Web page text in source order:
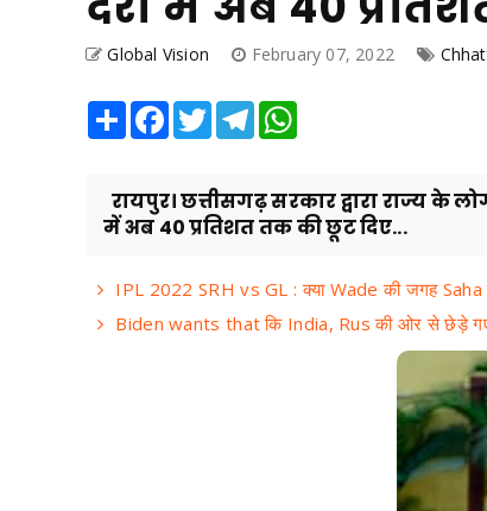
Global Vision February 07, 2022
Share Facebook
TwitterTelegram
रायपुर। छत्तीसगढ़ सरकार द्वारा राज्य के
में अब 40 प्रतिशत तक की छूट दिए...
IPL 2022 SRH vs GL : क्या Wade की जगह Saha
Biden wants that कि India, Rus की ओर से छेड़े गए